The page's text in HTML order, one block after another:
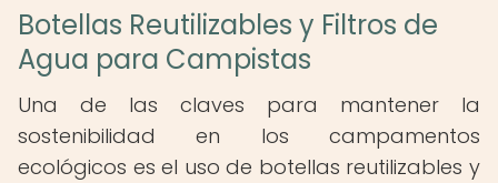
Botellas Reutilizables y Filtros de
Agua para Campistas
Una de las claves para mantener la
sostenibilidad en los campamentos
ecológicos es el uso de botellas reutilizables y